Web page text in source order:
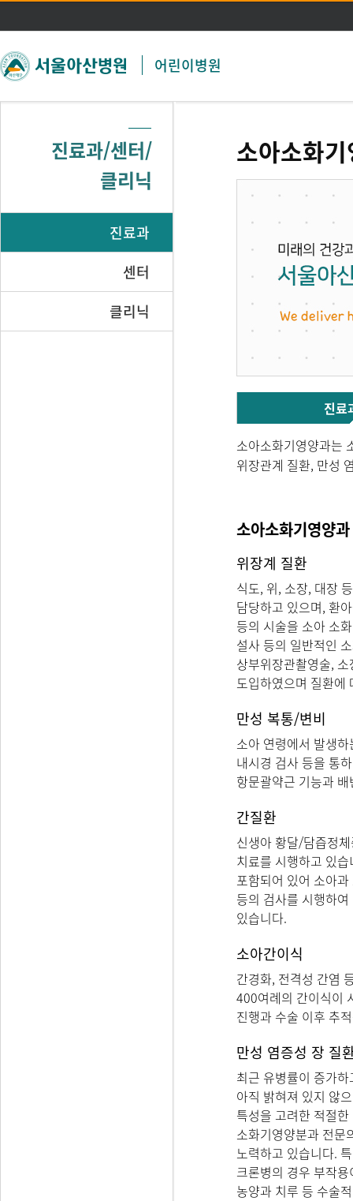
주메뉴 바로가기
본문 바로가기
어린이병원
진료과/센터/
클리닉
진료과
센터
클리닉
소아소화
진료
소아소화기영양과는
위장관계 질환, 만성
소아소화기영양
위장계 질환
식도, 위, 소장, 대장
담당하고 있으며, 환
등의 시술을 소아 소
설사 등의 일반적인
상부위장관촬영술,
도입하였으며 질환에
만성 복통/변비
소아 연령에서 발생
내시경 검사 등을 통
항문괄약근 기능과
간질환
신생아 황달/담즙정
치료를 시행하고 있
포함되어 있어 소아
등의 검사를 시행하
있습니다.
소아간이식
간경화, 전격성 간염
400여례의 간이식이
진행과 수술 이후 추
만성 염증성 장 질
최근 유병률이 증가
아직 밝혀져 있지 않
특성을 고려한 적절
소화기영양분과 전문
노력하고 있습니다.
크론병의 경우 부작
농양과 치루 등 수술